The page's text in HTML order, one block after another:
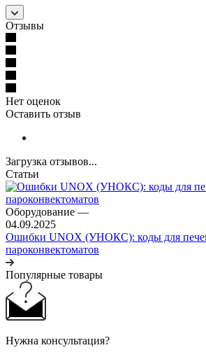
Отзывы
Нет оценок
Оставить отзыв
Загрузка отзывов...
Статьи
Оборудование —
04.09.2025
Ошибки UNOX (УНОКС): коды для
пароконвектоматов
Популярные товары
Нужна консультация?